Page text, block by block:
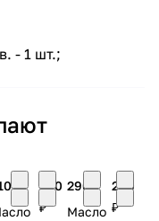
- 1 шт.;
₽
540
₽
290 ₽
Масло
260
₽